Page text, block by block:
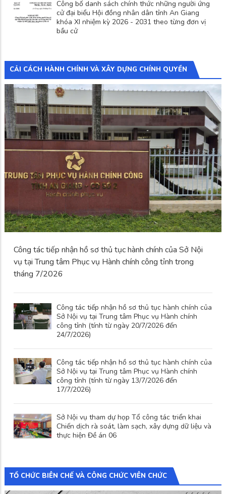
Công bố danh sách chính thức những người ứng
cử đại biểu Hội đồng nhân dân tỉnh An Giang
khóa XI nhiệm kỳ 2026 - 2031 theo từng đơn vị
bầu cử
CẢI CÁCH HÀNH CHÍNH VÀ XÂY DỰNG CHÍNH QUYỀN
Công tác tiếp nhận hồ sơ thủ tục hành chính của Sở Nội
vụ tại Trung tâm Phục vụ Hành chính công tỉnh trong
tháng 7/2026
Công tác tiếp nhận hồ sơ thủ tục hành chính của
Sở Nội vụ tại Trung tâm Phục vụ Hành chính
công tỉnh (tính từ ngày 20/7/2026 đến
24/7/2026)
Công tác tiếp nhận hồ sơ thủ tục hành chính của
Sở Nội vụ tại Trung tâm Phục vụ Hành chính
công tỉnh (tính từ ngày 13/7/2026 đến
17/7/2026)
Sở Nội vụ tham dự họp Tổ công tác triển khai
Chiến dịch rà soát, làm sạch, xây dựng dữ liệu và
thực hiện Đề án 06
TỔ CHỨC BIÊN CHẾ VÀ CÔNG CHỨC VIÊN CHỨC